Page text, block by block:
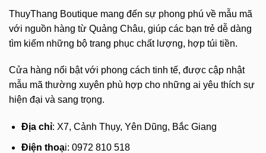
ThuyThang Boutique mang đến sự phong phú về mẫu mã
với nguồn hàng từ Quảng Châu, giúp các bạn trẻ dễ dàng
tìm kiếm những bộ trang phục chất lượng, hợp túi tiền.
Cửa hàng nổi bật với phong cách tinh tế, được cập nhật
mẫu mã thường xuyên phù hợp cho những ai yêu thích sự
hiện đại và sang trọng.
Địa chỉ: X7, Cảnh Thụy, Yên Dũng, Bắc Giang
Điện thoại: 0972 810 518